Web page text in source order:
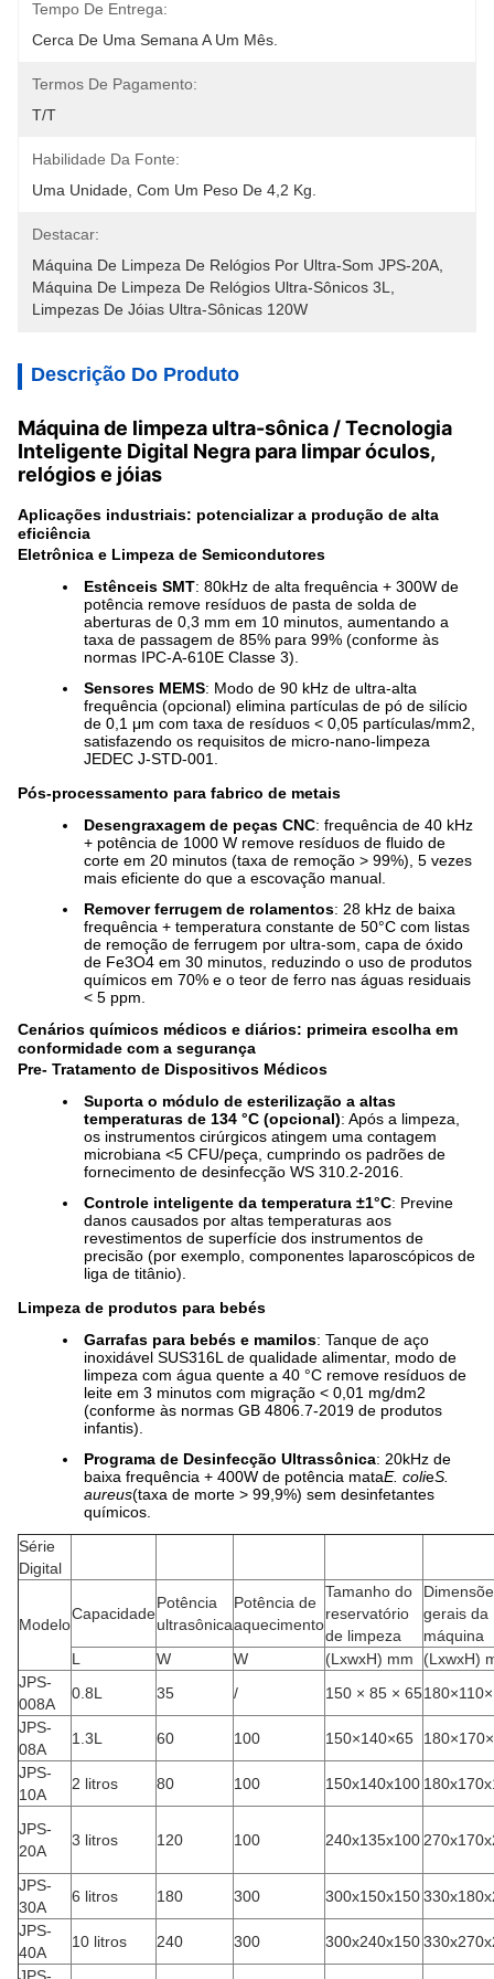
Tempo De Entrega:
Cerca De Uma Semana A Um Mês.
Termos De Pagamento:
T/T
Habilidade Da Fonte:
Uma Unidade, Com Um Peso De 4,2 Kg.
Destacar:
Máquina De Limpeza De Relógios Por Ultra-Som JPS-20A
Máquina De Limpeza De Relógios Ultra-Sônicos 3L
Limpezas De Jóias Ultra-Sônicas 120W
Descrição Do Produto
Máquina de limpeza ultra-sônica / Tecnologia
Inteligente Digital Negra para limpar óculos,
relógios e jóias
Aplicações industriais: potencializar a produção de alta
eficiência
Eletrônica e Limpeza de Semicondutores
Estênceis SMT: 80kHz de alta frequência + 300W de
potência remove resíduos de pasta de solda de
aberturas de 0,3 mm em 10 minutos, aumentando a
taxa de passagem de 85% para 99% (conforme às
normas IPC-A-610E Classe 3).
Sensores MEMS: Modo de 90 kHz de ultra-alta
frequência (opcional) elimina partículas de pó de silício
de 0,1 μm com taxa de resíduos < 0,05 partículas/mm2,
satisfazendo os requisitos de micro-nano-limpeza
JEDEC J-STD-001.
Pós-processamento para fabrico de metais
Desengraxagem de peças CNC: frequência de 40 kHz
+ potência de 1000 W remove resíduos de fluido de
corte em 20 minutos (taxa de remoção > 99%), 5 vezes
mais eficiente do que a escovação manual.
Remover ferrugem de rolamentos: 28 kHz de baixa
frequência + temperatura constante de 50°C com listas
de remoção de ferrugem por ultra-som, capa de óxido
de Fe3O4 em 30 minutos, reduzindo o uso de produtos
químicos em 70% e o teor de ferro nas águas residuais
< 5 ppm.
Cenários químicos médicos e diários: primeira escolha em
conformidade com a segurança
Pre- Tratamento de Dispositivos Médicos
Suporta o módulo de esterilização a altas
temperaturas de 134 °C (opcional): Após a limpeza,
os instrumentos cirúrgicos atingem uma contagem
microbiana <5 CFU/peça, cumprindo os padrões de
fornecimento de desinfecção WS 310.2-2016.
Controle inteligente da temperatura ±1°C: Previne
danos causados por altas temperaturas aos
revestimentos de superfície dos instrumentos de
precisão (por exemplo, componentes laparoscópicos de
liga de titânio).
Limpeza de produtos para bebés
Garrafas para bebés e mamilos: Tanque de aço
inoxidável SUS316L de qualidade alimentar, modo de
limpeza com água quente a 40 °C remove resíduos de
leite em 3 minutos com migração < 0,01 mg/dm2
(conforme às normas GB 4806.7-2019 de produtos
infantis).
Programa de Desinfecção Ultrassônica: 20kHz de
baixa frequência + 400W de potência mataE. colieS.
aureus(taxa de morte > 99,9%) sem desinfetantes
químicos.
Série
Digital
Modelo
Capacidade
Potência
ultrasônica
Potência de
aquecimento
Tamanho do
reservatório
de limpeza
gerais da
máquina
L
W W (LxwxH) mm
(LxwxH)
JPS-
008A
0.8L 35 / 150 × 85 × 65
JPS-
08A
1.3L 60 100 150×140×65
JPS-
10A
2 litros 80 100 150x140x100
JPS-
20A
3 litros 120 100 240x135x100
JPS-
30A
6 litros 180 300 300x150x150
JPS-
40A
10 litros 240 300 300x240x150